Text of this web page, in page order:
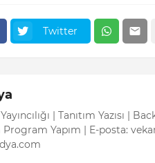
Twitter
| Tanıtım Yazısı |
Program Yapım | E-posta: